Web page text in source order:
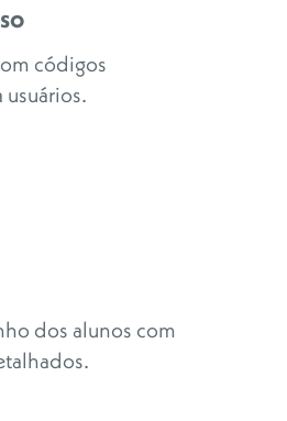
códigos
dos alunos com